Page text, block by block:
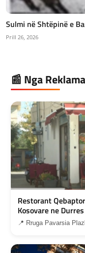
Sulmi në Shtëpinë e
Prill 26, 2026
📰 Nga
Restorant
Kosovare ne Durres
📍 Rruga Pavarsia